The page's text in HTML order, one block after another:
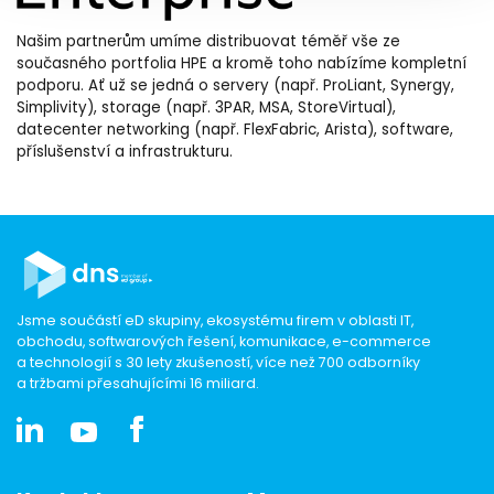
Našim partnerům umíme distribuovat téměř vše ze
současného portfolia HPE a kromě toho nabízíme kompletní
podporu. Ať už se jedná o servery (např. ProLiant, Synergy,
Simplivity), storage (např. 3PAR, MSA, StoreVirtual),
datecenter networking (např. FlexFabric, Arista), software,
příslušenství a infrastrukturu.
Jsme součástí eD skupiny, ekosystému firem v oblasti IT,
obchodu, softwarových řešení, komunikace, e-commerce
a technologií s 30 lety zkušeností, více než 700 odborníky
a tržbami přesahujícími 16 miliard.